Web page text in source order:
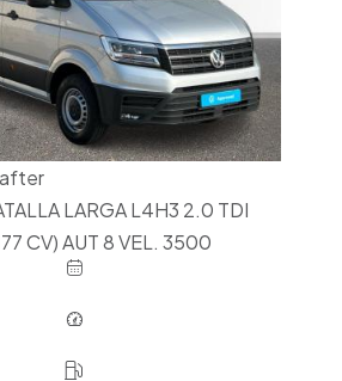
LARGA L4H3 2.0 TDI
CV) AUT 8 VEL. 3500